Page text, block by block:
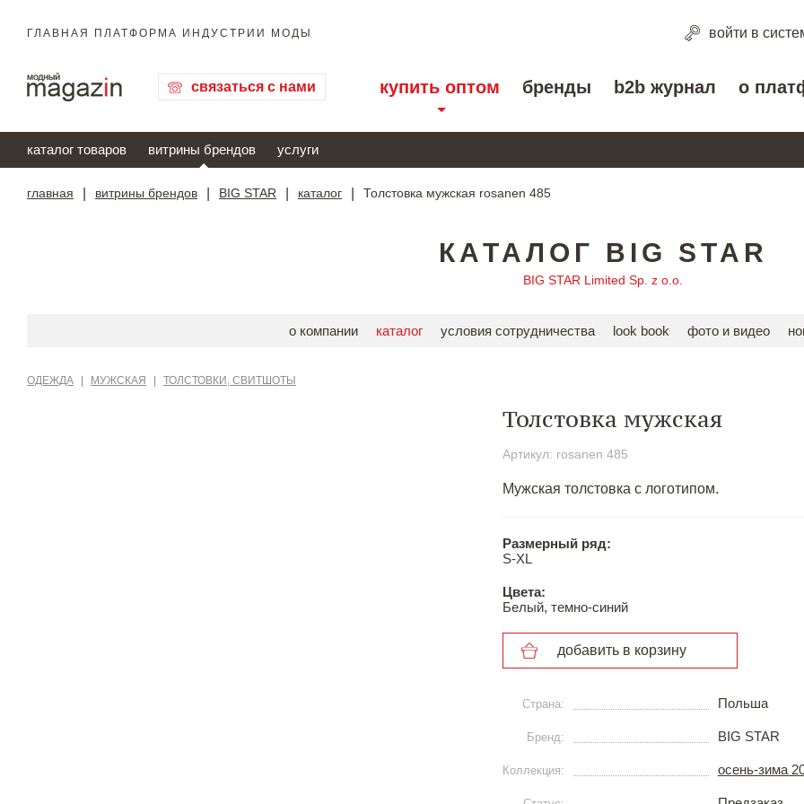
ГЛАВНАЯ ПЛАТФОРМА ИНДУСТРИИ МОДЫ войти в
связаться с нами купить оптом бренды b2b журнал о
каталог товаров витрины брендов услуги
главная витрины брендов BIG STAR каталог Толстовка мужская rosanen 485
КАТАЛОГ BIG STAR
BIG STAR Limited Sp. z o.o.
о компании каталог условия сотрудничества look book фото и видео
ОДЕЖДА МУЖСКАЯ ТОЛСТОВКИ, СВИТШОТЫ
Толстовка мужская
Артикул: rosanen 485
Мужская толстовка с логотипом.
Размерный ряд:
S-ХL
Цвета:
Белый, темно-синий
добавить в корзину
Страна: Польша
Бренд: BIG STAR
Коллекция: осень-зима